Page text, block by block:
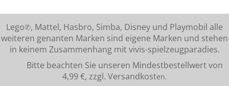
Lego℗, Mattel, Hasbro, Simba, Disney und Playmobil alle
weiteren genanten Marken sind eigene Marken und stehen
in keinem Zusammenhang mit vivis-spielzeugparadies.
Bitte beachten Sie unseren Mindestbestellwert von
4,99 €, zzgl. Versandkosten.